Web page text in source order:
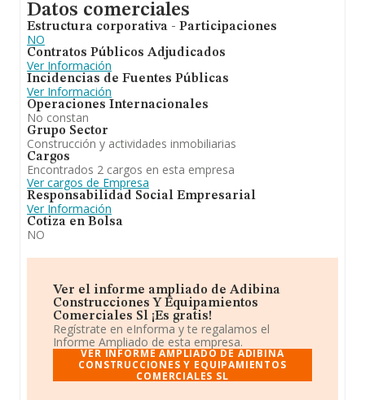
Datos comerciales
Estructura corporativa - Participaciones
NO
Contratos Públicos Adjudicados
Ver Información
Incidencias de Fuentes Públicas
Ver Información
Operaciones Internacionales
No constan
Grupo Sector
Construcción y actividades inmobiliarias
Cargos
Encontrados 2 cargos en esta empresa
Ver cargos de Empresa
Responsabilidad Social Empresarial
Ver Información
Cotiza en Bolsa
NO
Ver el informe ampliado de Adibina
Construcciones Y Equipamientos
Comerciales Sl ¡Es gratis!
Regístrate en eInforma y te regalamos el
Informe Ampliado de esta empresa.
VER INFORME AMPLIADO DE ADIBINA
CONSTRUCCIONES Y EQUIPAMIENTOS
COMERCIALES SL